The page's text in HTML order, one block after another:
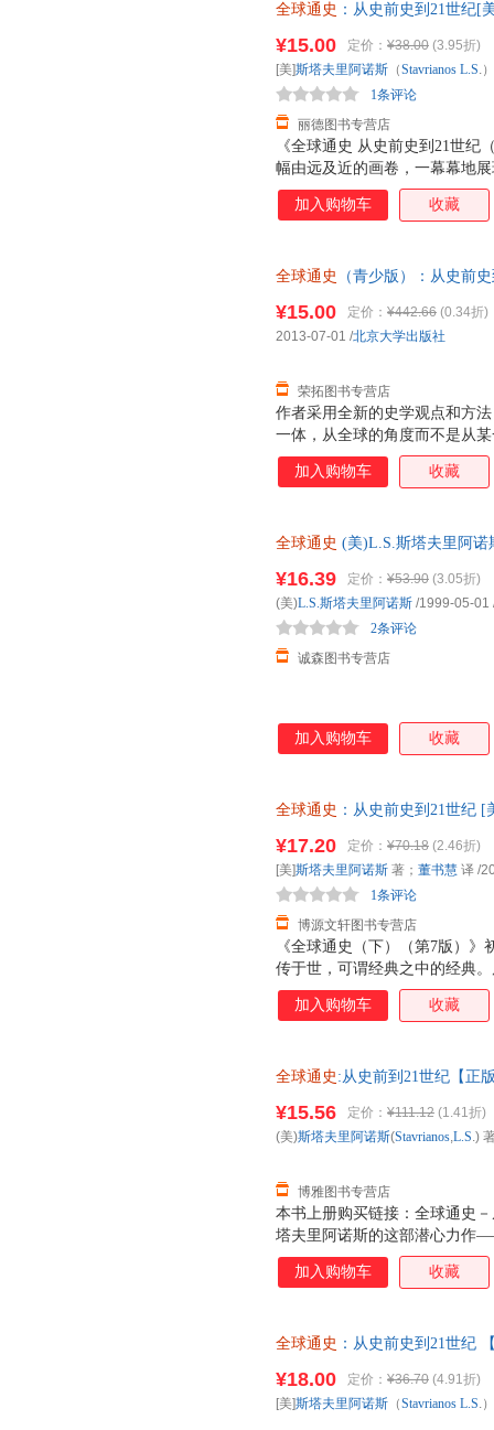
了时新的研究成果，使这部名
汁原味的英文版以飨广大读者
通万里。近年来，在作全球观
中，最具有推
全球通史 ：从史前史到21世纪[
电子发票！
《全球通史 从史前史到21世纪
幅由远及近的画卷，一幕幕地
的嬗变，有帝国的更迭，宗教
不同命运的宏观思考，也有
滞后于技术变革--忧虑与警示
（下）》平心静气，娓娓道来
索的境界，让你不由自主地手
¥15.00 定价： ¥38.00 (3.95折)
丽德图书专营店
1条评论
[美]斯塔夫里阿诺斯 （Stavrianos L.S.）
加入购物车 收藏
全球通史
（青少版）：从史前
套，电子发票！
作者采用全新的史学观点和方
一体，从全球的角度而不是从
人类文明的产生和发展，把研
史运动、诸历史事件和它们之
并被译成多种文字，流传甚广
年，一气呵成。除政治、经济
术、人口、移民、种族关系、
朗，有强烈的现
¥15.00 定价： ¥442.66 (0.34折)
荣拓图书专营店
2013-07-01 /北京大学出版社
加入购物车 收藏
全球通史 (美)L.S.斯塔夫里阿诺
¥16.39 定价： ¥53.90 (3.05折)
诚森图书专营店
2条评论
(美)L.S.斯塔夫里阿诺斯 /1999-05-01
加入购物车 收藏
全球通史 ：从史前史到21世纪
换】
《全球通史（下）（第7版）
传于世，可谓经典之中的经典
在保留原文精华的基础上，又
体系上更加完善。尤其值得一
全于内容重新进行世界史写的
名。
¥17.20 定价： ¥70.18 (2.46折)
博源文轩图书专营店
1条评论
[美]斯塔夫里阿诺斯 著； 董书慧 译 /
加入购物车 收藏
全球通史 :从史前到21世纪【正
本书上册购买链接：全球通史
塔夫里阿诺斯的这部潜心力作
版)(中文版)(上下册)》自1970
流传于世，可谓经典之中的经
作风格前后一贯，令您在颇具
¥15.56 定价： ¥111.12 (1.41折)
博雅图书专营店
(美)斯塔夫里阿诺斯(Stavrianos,L.S.)
加入购物车 收藏
全球通史 ：从史前史到21世纪
¥18.00 定价： ¥36.70 (4.91折)
[美]斯塔夫里阿诺斯 （Stavrianos L.S.）